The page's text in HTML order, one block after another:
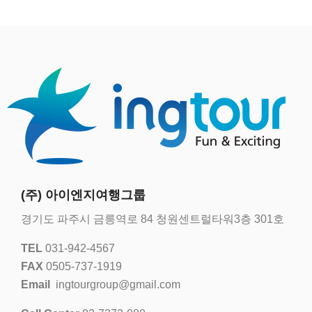
(주) 아이엔지여행그룹
경기도 파주시 금릉역로 84 청원센트럴타워3층 301호
TEL 031-942-4567
FAX 0505-737-1919
Email
ingtourgroup@gmail.com